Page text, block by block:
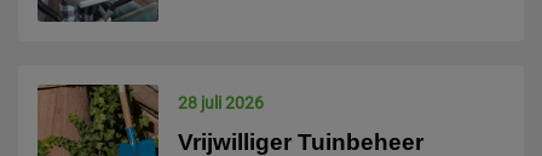
28 juli 2026
Vrijwilliger Tuinbeheer